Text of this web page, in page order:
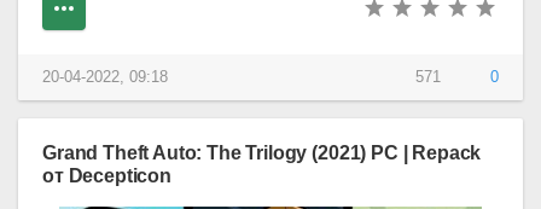
571 0
20-04-2022, 09:18
Grand Theft Auto: The Trilogy (2021) PC | Repack
от Decepticon